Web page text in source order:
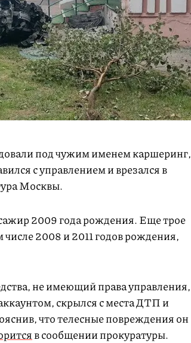
под чужим именем каршеринг,
с управлением и врезался в
Москвы.
2009 года рождения. Еще трое
2008 и 2011 годов рождения,
не имеющий права управления,
скрылся с места ДТП и
что телесные повреждения он
в сообщении прокуратуры.